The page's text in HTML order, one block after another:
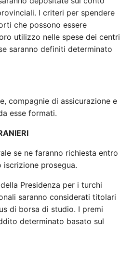
I criteri per spendere
che possono essere
utilizzo nelle spese dei centri
saranno definiti determinato
compagnie di assicurazione e
esse formati.
se ne faranno richiesta entro
prosegua.
Presidenza per i turchi
saranno considerati titolari
di borsa di studio. I premi
determinato basato sul